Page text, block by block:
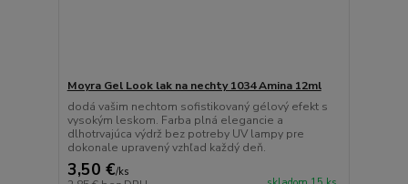
Moyra Gel Look lak na nechty 1034 Amina 12ml
dodá vašim nechtom sofistikovaný gélový efekt s
vysokým leskom. Farba plná elegancie a
dlhotrvajúca výdrž bez potreby UV lampy pre
dokonale upravený vzhľad každý deň.
3,50 €/ks